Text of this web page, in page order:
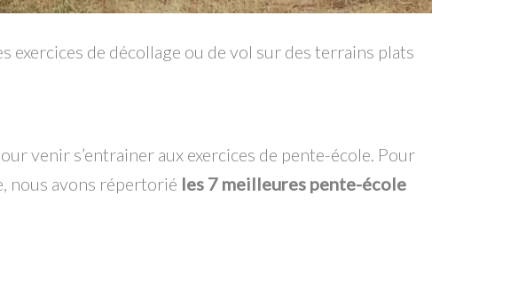
exercices de décollage ou de vol sur des terrains plats
venir s’entrainer aux exercices de pente-école. Pour
nous avons répertorié les 7 meilleures pente-école